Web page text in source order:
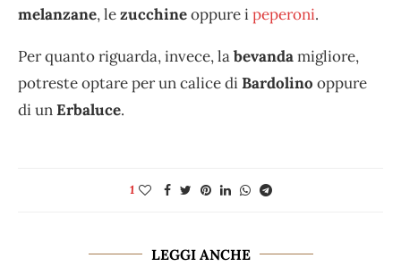
melanzane, lezucchineoppure ipeperoni.
Per quanto riguarda, invece, labevandamigliore,
potreste optare per un calice diBardolino oppure
di unErbaluce.
1
LEGGI ANCHE